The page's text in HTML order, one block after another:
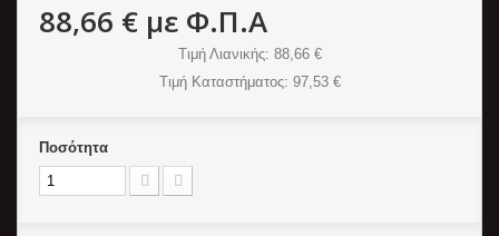
88,66 € με Φ.Π.Α
Τιμή Λιανικής: 88,66 €
Τιμή Καταστήματος: 97,53 €
Ποσότητα